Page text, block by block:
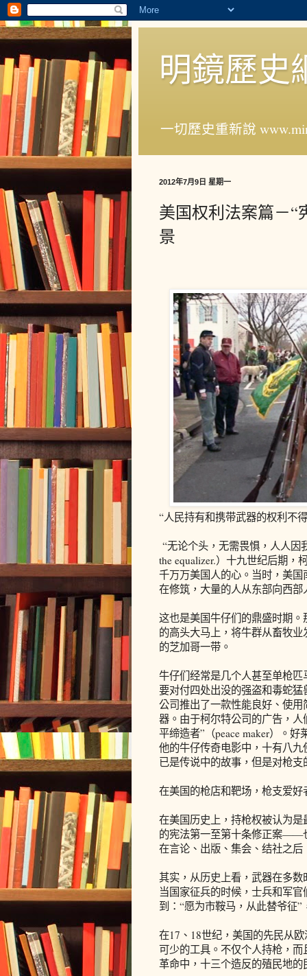
明鏡歷史
一切歷史重新說
2012年7月9日 星期一
美国权利法案篇－“
景
“人民持有和携带武器的权利
“无论个头，无需畏惧，人人因
the equalizer.）十九世纪后期，
千万万美国人的心。当时，美
在修筑，大量的人从东部向西
这也是美国牛仔们的鼎盛时期
的高头大马上，将牛群从畜牧
的芝加哥一带。
牛仔们经常是几个人甚至单枪
要对付四处出没的强盗和毒蛇
公司推出了一款性能良好、使
器。由于柯尔特公司的广告，
平缔造者”（peace maker）。
他的牛仔传奇电影中，十有八
已是传说中的故事，但是对枪
在美国的枪店和靶场，枪支爱
在美国历史上，持枪权被认为
的宪法第一至第十条修正案——
在言论、出版、集会、结社之
其实，从历史上看，武器在多
当国家征兵的时候，士兵和军
到：“愿为市鞍马，从此替爷征
在17、18世纪，美国的先民从
可少的工具。不仅个人持枪，
革命中，十三个造反的殖民地